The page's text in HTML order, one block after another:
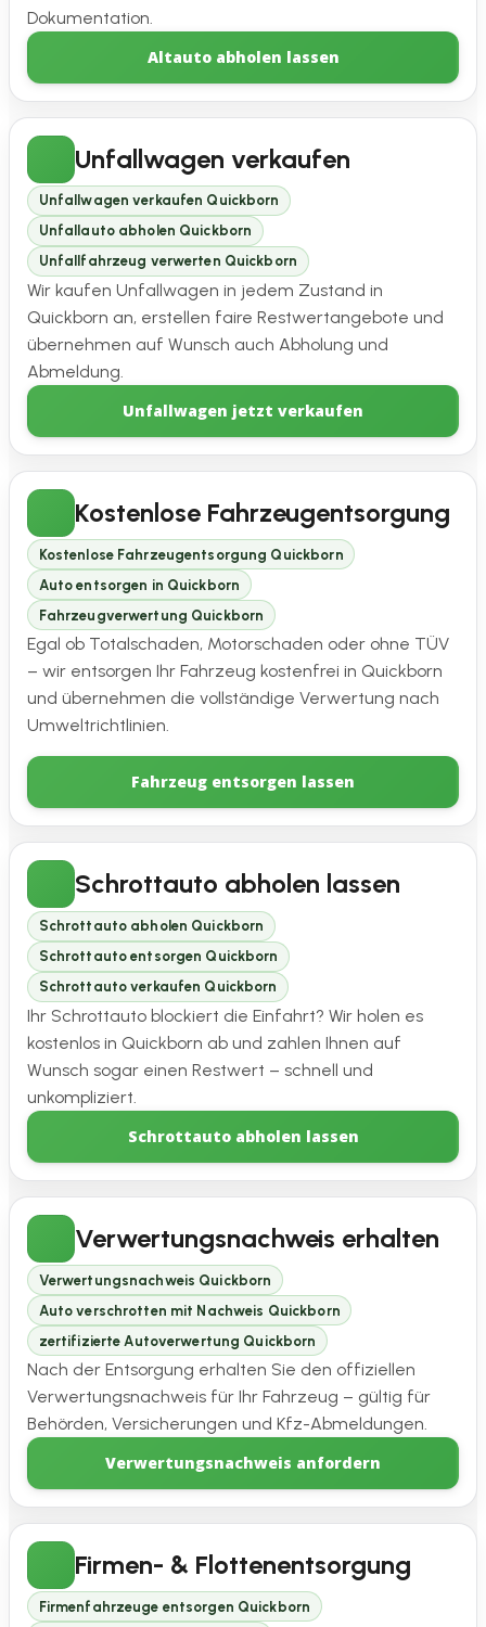
Dokumentation.
Altauto abholen lassen
Unfallwagen verkaufen
Unfallwagen verkaufen Quickborn
Unfallauto abholen Quickborn
Unfallfahrzeug verwerten Quickborn
Wir kaufen Unfallwagen in jedem Zustand in
Quickborn an, erstellen faire Restwertangebote und
übernehmen auf Wunsch auch Abholung und
Abmeldung.
Unfallwagen jetzt verkaufen
Kostenlose Fahrzeugentsorgung
Kostenlose Fahrzeugentsorgung Quickborn
Auto entsorgen in Quickborn
Fahrzeugverwertung Quickborn
Egal ob Totalschaden, Motorschaden oder ohne TÜV
– wir entsorgen Ihr Fahrzeug kostenfrei in Quickborn
und übernehmen die vollständige Verwertung nach
Umweltrichtlinien.
Fahrzeug entsorgen lassen
Schrottauto abholen lassen
Schrottauto abholen Quickborn
Schrottauto entsorgen Quickborn
Schrottauto verkaufen Quickborn
Ihr Schrottauto blockiert die Einfahrt? Wir holen es
kostenlos in Quickborn ab und zahlen Ihnen auf
Wunsch sogar einen Restwert – schnell und
unkompliziert.
Schrottauto abholen lassen
Verwertungsnachweis erhalten
Verwertungsnachweis Quickborn
Auto verschrotten mit Nachweis Quickborn
zertifizierte Autoverwertung Quickborn
Nach der Entsorgung erhalten Sie den offiziellen
Verwertungsnachweis für Ihr Fahrzeug – gültig für
Behörden, Versicherungen und Kfz-Abmeldungen.
Verwertungsnachweis anfordern
Firmen- & Flottenentsorgung
Firmenfahrzeuge entsorgen Quickborn